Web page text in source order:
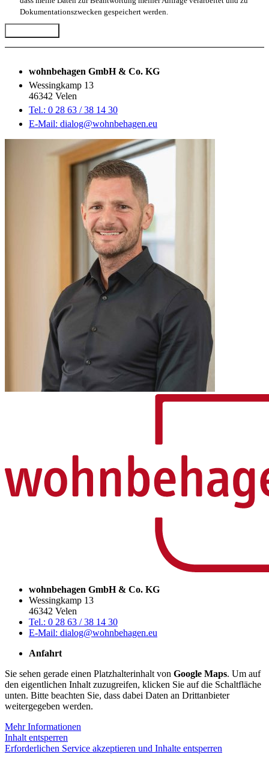
Dokumentationszwecken gespeichert werden.
wohnbehagen GmbH & Co. KG
Wessingkamp 13
46342 Velen
Tel.: 0 28 63 / 38 14 30
E-Mail: dialog@wohnbehagen.eu
wohnbehagen GmbH & Co. KG
Wessingkamp 13
46342 Velen
Tel.: 0 28 63 / 38 14 30
E-Mail: dialog@wohnbehagen.eu
Anfahrt
Sie sehen gerade einen Platzhalterinhalt von Google Maps. Um auf
den eigentlichen Inhalt zuzugreifen, klicken Sie auf die Schaltfläche
unten. Bitte beachten Sie, dass dabei Daten an Drittanbieter
weitergegeben werden.
Mehr Informationen
Inhalt entsperren
Erforderlichen Service akzeptieren und Inhalte entsperren